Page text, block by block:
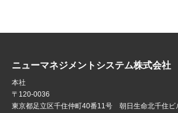
ニューマネジメントシステム株式会社
本社
〒120-0036
東京都足立区千住仲町40番11号 朝日生命北千住ビ